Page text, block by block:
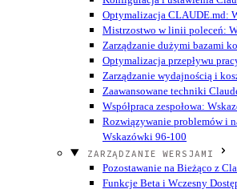
Optymalizacja CLAUDE.md:
Mistrzostwo w linii poleceń:
Zarządzanie dużymi bazami
Optymalizacja przepływu
Zarządzanie wydajnością i
Zaawansowane techniki
Współpraca zespołowa:
Rozwiązywanie problemów i
Wskazówki 96-100
ZARZĄDZANIE WERSJAMI
Pozostawanie na Bieżąco z
Funkcje Beta i Wczesny